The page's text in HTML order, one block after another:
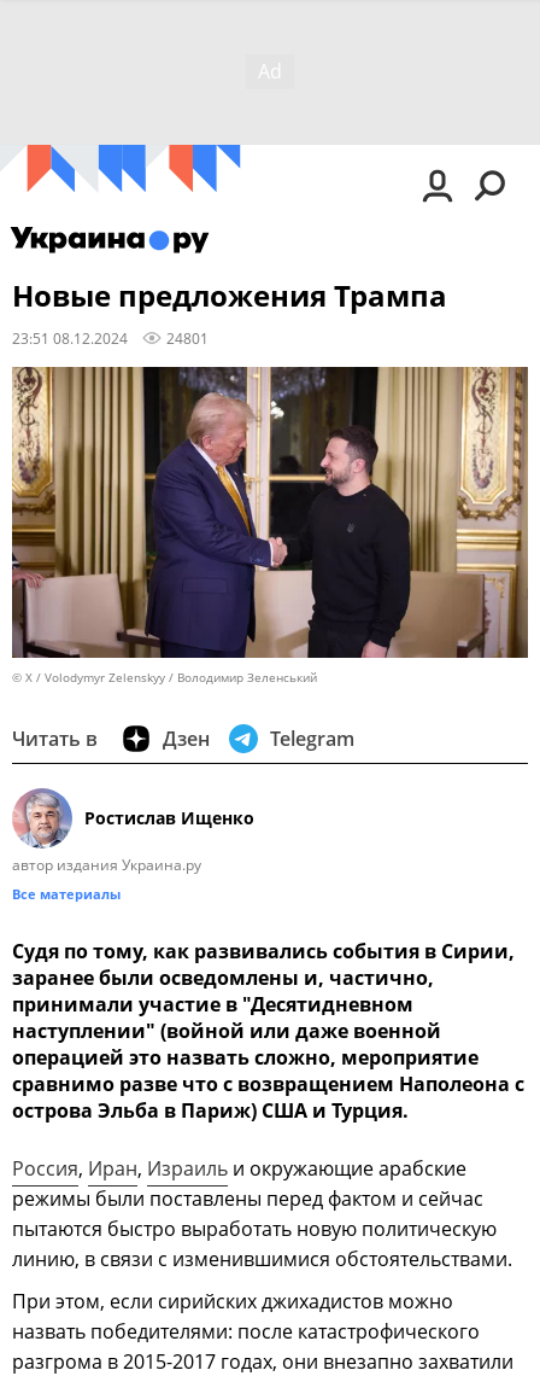
Новые предложения Трампа
23:51 08.12.2024 24801
© X / Volodymyr Zelenskyy / Володимир Зеленський
Читать в Дзен Telegram
Ростислав Ищенко
автор издания Украина.ру
Все материалы
Судя по тому, как развивались события в Сирии,
заранее были осведомлены и, частично,
принимали участие в "Десятидневном
наступлении" (войной или даже военной
операцией это назвать сложно, мероприятие
сравнимо разве что с возвращением Наполеона с
острова Эльба в Париж) США и Турция.
Россия, Иран, Израиль и окружающие арабские
режимы были поставлены перед фактом и сейчас
пытаются быстро выработать новую политическую
линию, в связи с изменившимися обстоятельствами.
При этом, если сирийских джихадистов можно
назвать победителями: после катастрофического
разгрома в 2015-2017 годах, они внезапно захватили